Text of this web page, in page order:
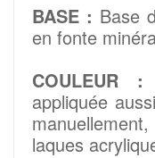
BASE : Base
en fonte
COULEUR :
appliquée
laques